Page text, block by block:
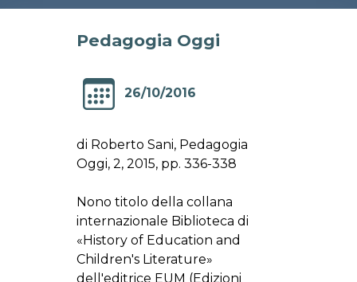
Pedagogia Oggi
26/10/2016
di Roberto Sani, Pedagogia
Oggi, 2, 2015, pp. 336-338
Nono titolo della collana
internazionale Biblioteca di
«History of Education and
Children's Literature»
dell'editrice EUM (Edizioni